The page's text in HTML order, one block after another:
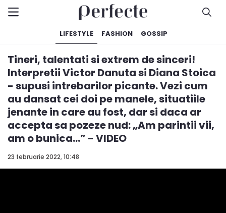
LIFESTYLE FASHION GOSSIP
23 februarie 2022, 10:48
Tineri, talentati si extrem de sinceri!
Interpretii Victor Danuta si Diana Stoica
- supusi intrebarilor picante. Vezi cum
au dansat cei doi pe manele, situatiile
jenante in care au fost, dar si daca ar
accepta sa pozeze nud: „Am parintii vii,
am o bunica...” - VIDEO